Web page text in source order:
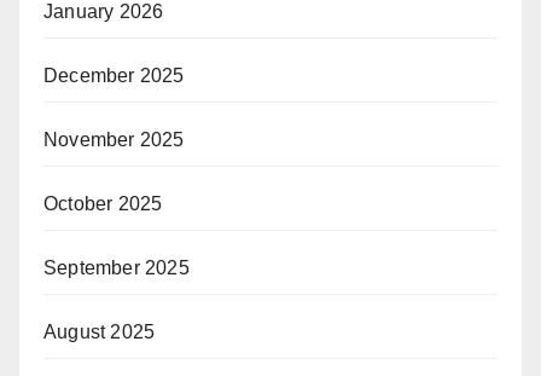
January 2026
December 2025
November 2025
October 2025
September 2025
August 2025